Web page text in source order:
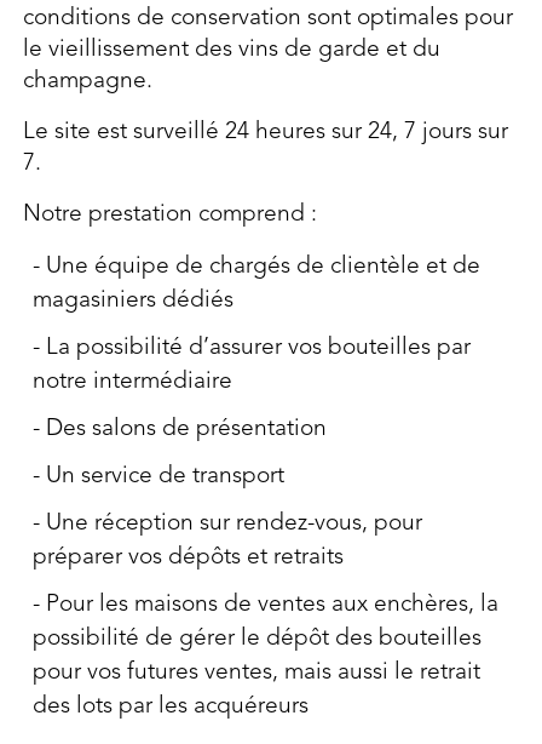
conditions de conservation sont optimales pour
le vieillissement des vins de garde et du
champagne.
Le site est surveillé 24 heures sur 24, 7 jours sur
7.
Notre prestation comprend :
Une équipe de chargés de clientèle et de
magasiniers dédiés
La possibilité d’assurer vos bouteilles par
notre intermédiaire
Des salons de présentation
Un service de transport
Une réception sur rendez-vous, pour
préparer vos dépôts et retraits
Pour les maisons de ventes aux enchères, la
possibilité de gérer le dépôt des bouteilles
pour vos futures ventes, mais aussi le retrait
des lots par les acquéreurs